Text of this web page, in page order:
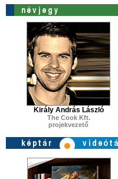
Király András László
The Cook Kft.
projekvezető